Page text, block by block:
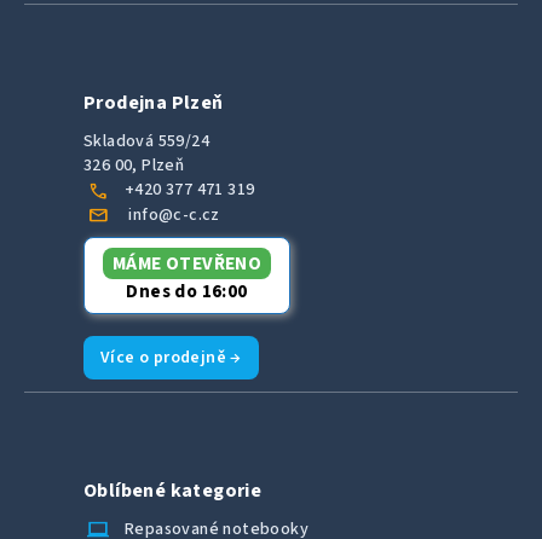
Prodejna Plzeň
Skladová 559/24
326 00, Plzeň
call +420 377 471 319
mail info@c-c.cz
MÁME OTEVŘENO
Dnes do 16:00
Více o prodejně →
Oblíbené kategorie
laptop_chromebook
Repasované notebooky